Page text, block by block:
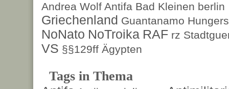
Andrea Wolf Antifa Bad Kleinen berlin
Griechenland Guantanamo
NoNato NoTroika RAF rz
VS §§129ff Ägypten
Tags in Thema